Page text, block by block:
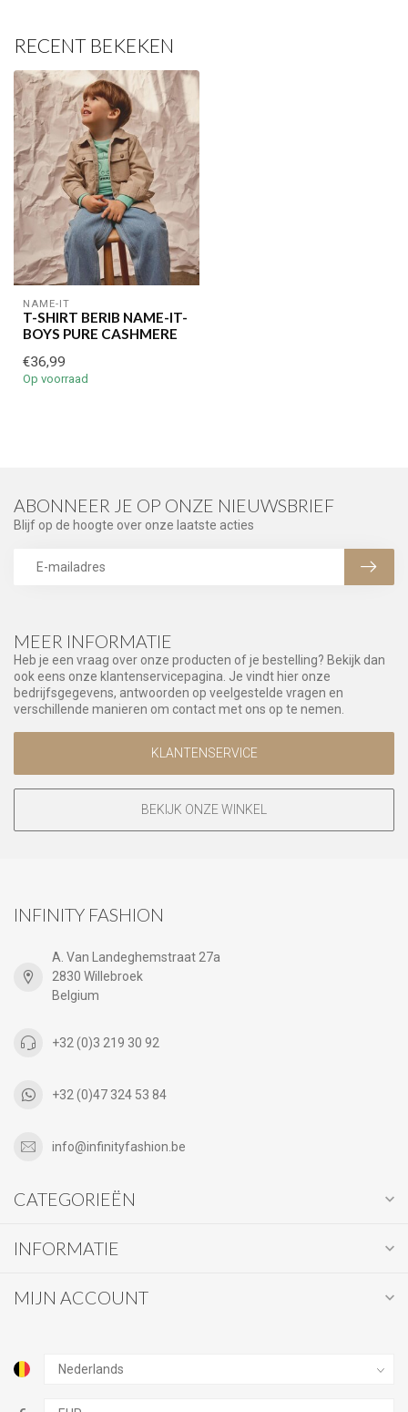
RECENT BEKEKEN
NAME-IT
T-SHIRT BERIB NAME-IT-
BOYS PURE CASHMERE
€36,99
Op voorraad
MEER INFORMATIE
Heb je een vraag over onze producten of je bestelling? Bekijk dan
ook eens onze klantenservicepagina. Je vindt hier onze
bedrijfsgegevens, antwoorden op veelgestelde vragen en
verschillende manieren om contact met ons op te nemen.
KLANTENSERVICE
BEKIJK ONZE WINKEL
ABONNEER JE OP ONZE NIEUWSBRIEF
Blijf op de hoogte over onze laatste acties
INFINITY FASHION
A. Van Landeghemstraat 27a
2830 Willebroek
Belgium
+32 (0)3 219 30 92
+32 (0)47 324 53 84
info@infinityfashion.be
CATEGORIEËN
INFORMATIE
MIJN ACCOUNT
Je korting is geldig bij een minimale bestelwaarde van €45,00